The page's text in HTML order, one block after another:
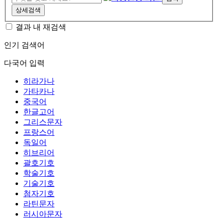
상세검색
결과 내 재검색
인기 검색어
다국어 입력
히라가나
가타카나
중국어
한글고어
그리스문자
프랑스어
독일어
히브리어
괄호기호
학술기호
기술기호
첨자기호
라틴문자
러시아문자